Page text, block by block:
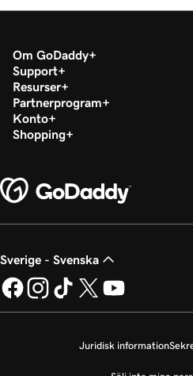
Om GoDaddy
Support
Resurser
Partnerprogram
Konto
Shopping
Sverige - Svenska
Juridisk information